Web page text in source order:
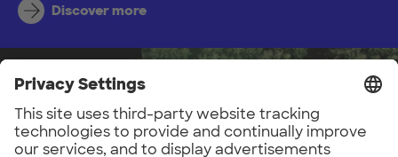
Discover more